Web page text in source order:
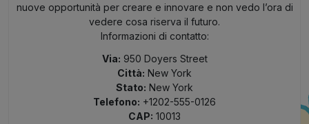
nuove opportunità per creare e innovare e non vedo l’ora di
vedere cosa riserva il futuro.
Informazioni di contatto:
Via: 950 Doyers Street
Città: New York
Stato: New York
Telefono: +1202-555-0126
CAP: 10013